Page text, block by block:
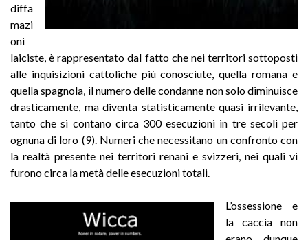
diffa
mazi
oni
laiciste, è rappresentato dal fatto che nei territori sottoposti
alle inquisizioni cattoliche più conosciute, quella romana e
quella spagnola, il numero delle condanne non solo diminuisce
drasticamente, ma diventa statisticamente quasi irrilevante,
tanto che si contano circa 300 esecuzioni in tre secoli per
ognuna di loro (9). Numeri che necessitano un confronto con
la realtà presente nei territori renani e svizzeri, nei quali vi
furono circa la metà delle esecuzioni totali.
L’ossessione e
la caccia non